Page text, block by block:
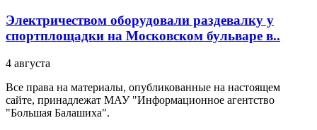
Электричеством оборудовали раздевалку у
спортплощадки на Московском бульваре в..
4 августа
Все права на материалы, опубликованные на настоящем
сайте, принадлежат МАУ "Информационное агентство
"Большая Балашиха".